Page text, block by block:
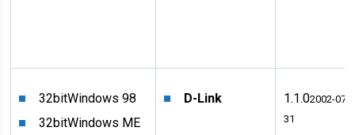
32bitWindows 98
32bitWindows ME
D-Link 1.1.02002-07-
31